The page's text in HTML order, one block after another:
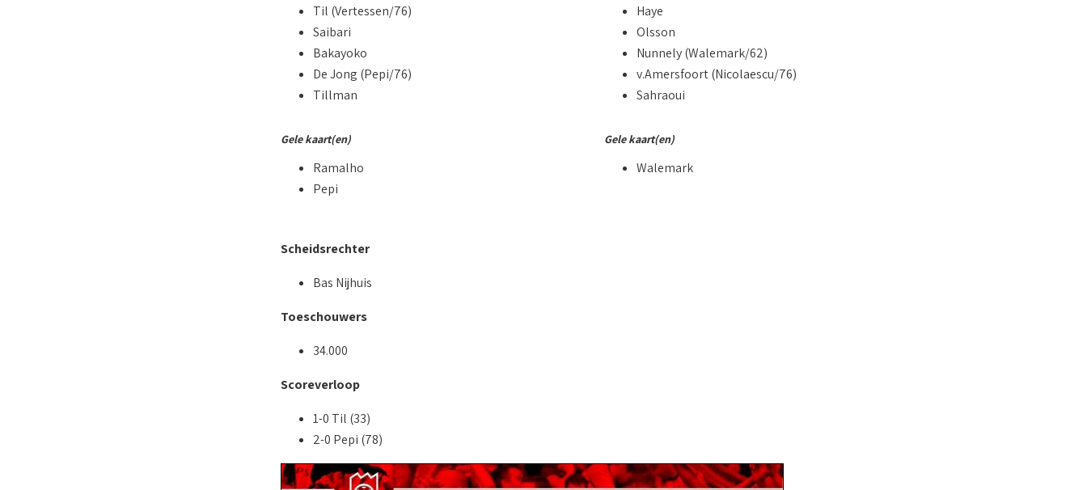
Til (Vertessen/76)
Saibari
Bakayoko
De Jong (Pepi/76)
Tillman
Haye
Olsson
Nunnely (Walemark/62)
v.Amersfoort (Nicolaescu/76)
Sahraoui
Gele kaart(en)
Ramalho
Pepi
Gele kaart(en)
Walemark
Scheidsrechter
Bas Nijhuis
Toeschouwers
34.000
Scoreverloop
1-0 Til (33)
2-0 Pepi (78)